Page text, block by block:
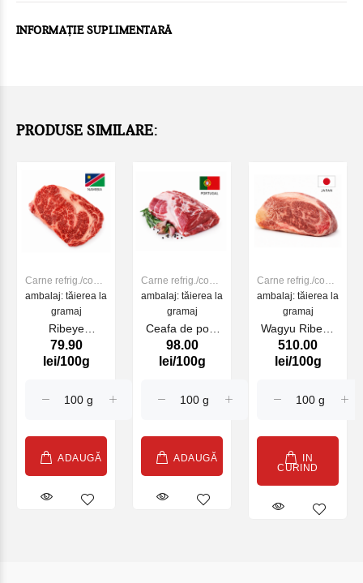
INFORMAȚIE SUPLIMENTARĂ
PRODUSE SIMILARE:
Carne refrig./cong.
de VITA
ambalaj: tăierea la
gramaj
Ribeye
NAMIBIA de
vita Maturat
79.90
lei/100g
ADAUGĂ
Carne refrig./cong.
de VITA
ambalaj: tăierea la
gramaj
Ceafa de porc
Iberico PRT, kg
98.00
lei/100g
ADAUGĂ
Carne refrig./cong.
de VITA
ambalaj: tăierea la
gramaj
Wagyu Ribeye
grade MS12 JP,
kg
510.00
lei/100g
IN
CURIND